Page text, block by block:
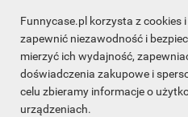
Funnycase.pl korzysta z cookies
zapewnić niezawodność i
mierzyć ich wydajność,
doświadczenia zakupowe i
celu zbieramy informacje o
urządzeniach.
INFORMACJA O SKLEPIE
INFORMACJE
OBSŁUGA KLIENTA